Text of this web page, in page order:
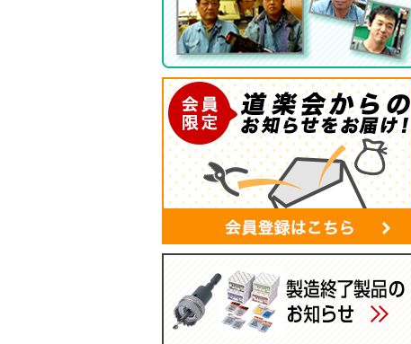
ツールバッグ
帆布シリーズ
現場用ゴミ箱
蛍光灯・モールバッグ
手袋
パーツボックス
電工バケツ
ケーブルタイホルダー